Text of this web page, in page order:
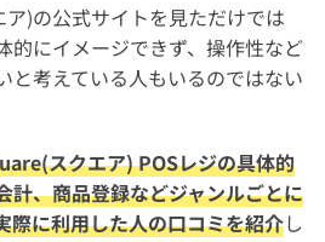
)の公式サイトを見ただけでは
的にイメージできず、操作性など
と考えている人もいるのではない
スクエア) POSレジの具体的
計、商品登録などジャンルごとに
際に利用した人の口コミを紹介し